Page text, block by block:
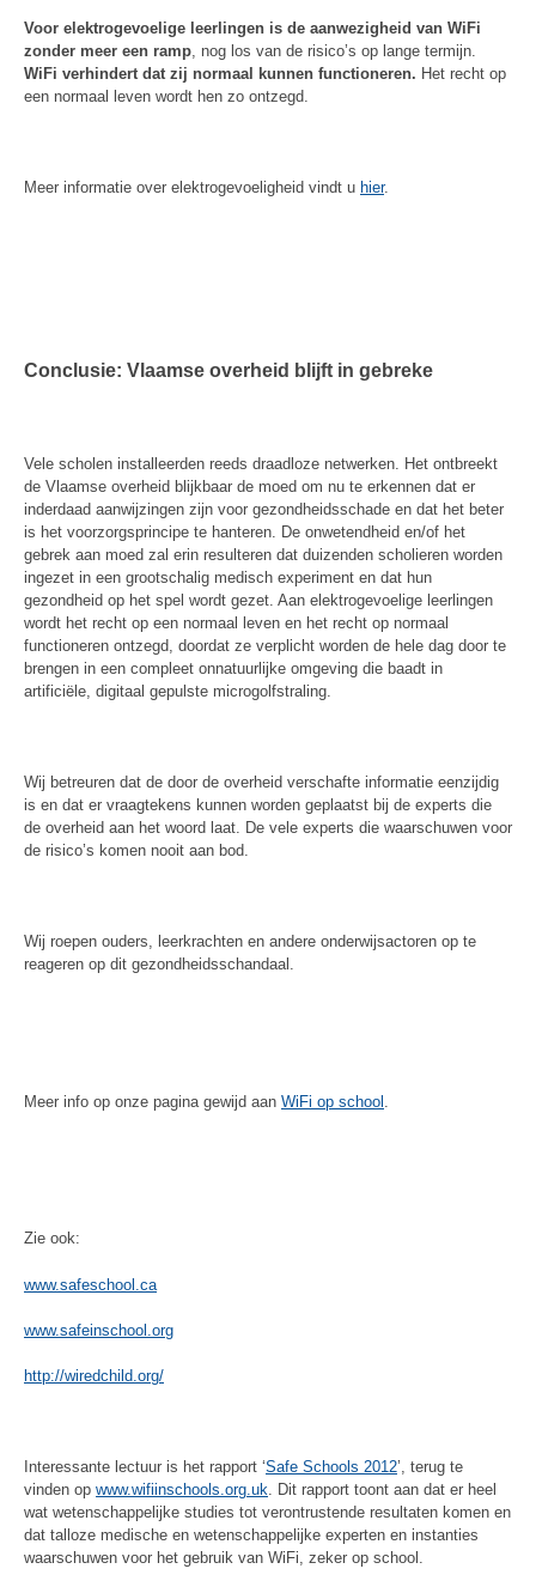
Voor elektrogevoelige leerlingen is de aanwezigheid van WiFi
zonder meer een ramp, nog los van de risico’s op lange termijn.
WiFi verhindert dat zij normaal kunnen functioneren. Het recht op
een normaal leven wordt hen zo ontzegd.
Meer informatie over elektrogevoeligheid vindt u hier.
Conclusie: Vlaamse overheid blijft in gebreke
Vele scholen installeerden reeds draadloze netwerken. Het ontbreekt
de Vlaamse overheid blijkbaar de moed om nu te erkennen dat er
inderdaad aanwijzingen zijn voor gezondheidsschade en dat het beter
is het voorzorgsprincipe te hanteren. De onwetendheid en/of het
gebrek aan moed zal erin resulteren dat duizenden scholieren worden
ingezet in een grootschalig medisch experiment en dat hun
gezondheid op het spel wordt gezet. Aan elektrogevoelige leerlingen
wordt het recht op een normaal leven en het recht op normaal
functioneren ontzegd, doordat ze verplicht worden de hele dag door te
brengen in een compleet onnatuurlijke omgeving die baadt in
artificiële, digitaal gepulste microgolfstraling.
Wij betreuren dat de door de overheid verschafte informatie eenzijdig
is en dat er vraagtekens kunnen worden geplaatst bij de experts die
de overheid aan het woord laat. De vele experts die waarschuwen voor
de risico’s komen nooit aan bod.
Wij roepen ouders, leerkrachten en andere onderwijsactoren op te
reageren op dit gezondheidsschandaal.
Meer info op onze pagina gewijd aan WiFi op school
Zie ook:
www.safeschool.ca
www.safeinschool.org
http://wiredchild.org/
Interessante lectuur is het rapport ‘Safe Schools 2012’, terug te
vinden op www.wifiinschools.org.uk. Dit rapport toont aan dat er heel
wat wetenschappelijke studies tot verontrustende resultaten komen en
dat talloze medische en wetenschappelijke experten en instanties
waarschuwen voor het gebruik van WiFi, zeker op school.